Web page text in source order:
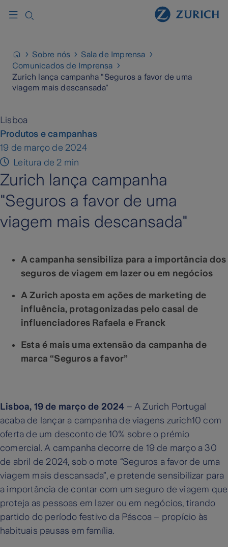
Sobre nós
Sala de Imprensa
Comunicados de Imprensa
Zurich lança campanha "Seguros a favor de uma
viagem mais descansada"
Lisboa
Produtos e campanhas
19 de março de 2024
Leitura de 2 min
Zurich lança campanha
"Seguros a favor de uma
viagem mais descansada"
A campanha sensibiliza para a importância dos
seguros de viagem em lazer ou em negócios
A Zurich aposta em ações de marketing de
influência, protagonizadas pelo casal de
influenciadores Rafaela e Franck
Esta é mais uma extensão da campanha de
marca “Seguros a favor”
Lisboa, 19 de março de 2024 – A Zurich Portugal
acaba de lançar a campanha de viagens zurich10 com
oferta de um desconto de 10% sobre o prémio
comercial. A campanha decorre de 19 de março a 30
de abril de 2024, sob o mote “Seguros a favor de uma
viagem mais descansada”, e pretende sensibilizar para
a importância de contar com um seguro de viagem que
proteja as pessoas em lazer ou em negócios, tirando
partido do período festivo da Páscoa – propício às
habituais pausas em família.